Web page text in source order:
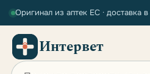
Оригинал из аптек ЕС · доставка
Интервет
Поиск по сайту